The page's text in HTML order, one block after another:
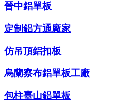
晉中鋁單板
定制鋁方通廠家
仿吊頂鋁扣板
烏蘭察布鋁單板工廠
包柱臺山鋁單板